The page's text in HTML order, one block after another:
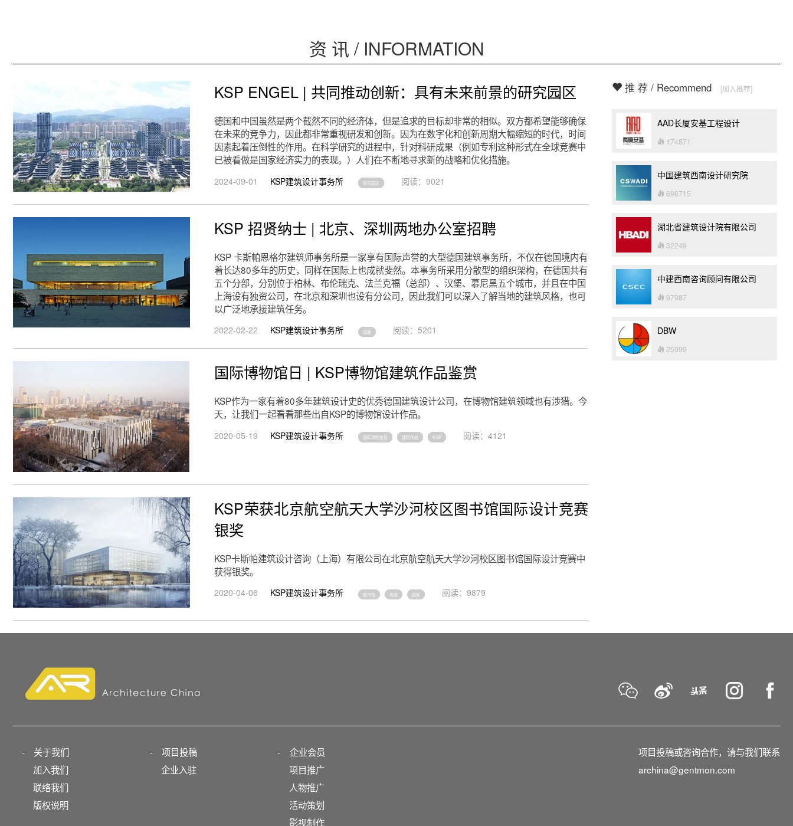
资 讯 / INFORMATION
KSP ENGEL | 共同推动创新：具有未来前景的研究园区
德国和中国虽然是两个截然不同的经济体，但是追求的目标却非常的相似。双方都希望能够确保
在未来的竞争力，因此都非常重视研发和创新。因为在数字化和创新周期大幅缩短的时代，时间
因素起着压倒性的作用。在科学研究的进程中，针对科研成果（例如专利这种形式在全球竞赛中
已被看做是国家经济实力的表现。）人们在不断地寻求新的战略和优化措施。
2024-09-01 KSP建筑设计事务所 研究园区 阅读：9021
KSP 招贤纳士 | 北京、深圳两地办公室招聘
KSP 卡斯帕恩格尔建筑师事务所是一家享有国际声誉的大型德国建筑事务所，不仅在德国境内有
着长达80多年的历史，同样在国际上也成就斐然。本事务所采用分散型的组织架构，在德国共有
五个分部，分别位于柏林、布伦瑞克、法兰克福（总部）、汉堡、慕尼黑五个城市，并且在中国
上海设有独资公司，在北京和深圳也设有分公司，因此我们可以深入了解当地的建筑风格，也可
以广泛地承接建筑任务。
2022-02-22 KSP建筑设计事务所 招聘 阅读：5201
国际博物馆日 | KSP博物馆建筑作品鉴赏
KSP作为一家有着80多年建筑设计史的优秀德国建筑设计公司，在博物馆建筑领域也有涉猎。今
天，让我们一起看看那些出自KSP的博物馆设计作品。
2020-05-19 KSP建筑设计事务所 国际博物馆日 建筑作品 KSP 阅读：4121
KSP荣获北京航空航天大学沙河校区图书馆国际设计竞赛
银奖
KSP卡斯帕建筑设计咨询（上海）有限公司在北京航空航天大学沙河校区图书馆国际设计竞赛中
获得银奖。
2020-04-06 KSP建筑设计事务所 图书馆 竞赛 银奖 阅读：9879
推 荐 / Recommend [加入推荐]
AAD长厦安基工程设计
474871
中国建筑西南设计研究院
696715
湖北省建筑设计院有限公司
32249
中建西南咨询顾问有限公司
97987
DBW
25999
-
关于我们
加入我们
联络我们
版权说明
-
项目投稿
企业入驻
-
企业会员
项目推广
人物推广
活动策划
影视制作
项目投稿或咨询合作，请与我们联系
archina@gentmon.com